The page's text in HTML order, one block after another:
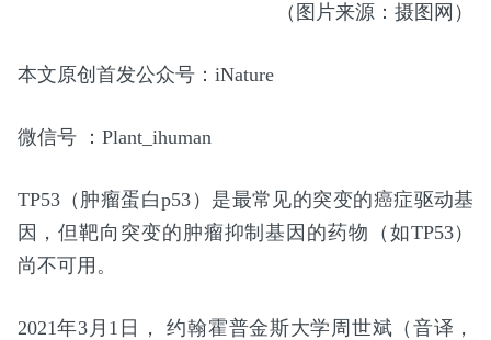
（图片来源：摄图网）
本文原创首发公众号：iNature
微信号 ：Plant_ihuman
TP53（肿瘤蛋白p53）是最常见的突变的癌症驱动基
因，但靶向突变的肿瘤抑制基因的药物（如TP53）
尚不可用。
2021年3月1日， 约翰霍普金斯大学周世斌（音译，